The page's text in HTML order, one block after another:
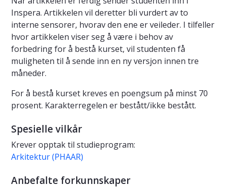
Inspera. Artikkelen vil deretter bli vurdert av to
interne sensorer, hvorav den ene er veileder. I tilfeller
hvor artikkelen viser seg å være i behov av
forbedring for å bestå kurset, vil studenten få
muligheten til å sende inn en ny versjon innen tre
måneder.
For å bestå kurset kreves en poengsum på minst 70
prosent. Karakterregelen er bestått/ikke bestått.
Spesielle vilkår
Krever opptak til studieprogram:
Arkitektur (PHAAR)
Anbefalte forkunnskaper